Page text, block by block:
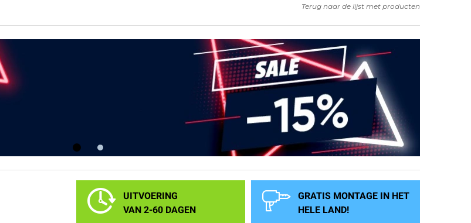
Terug naar de lijst met producten
UITVOERING
VAN 2-60 DAGEN
GRATIS MONTAGE IN HET
HELE LAND!